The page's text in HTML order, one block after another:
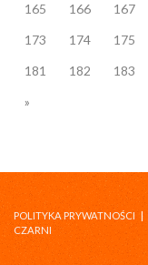
165
166 167
173
174 175
181
182 183
»
POLITYKA PRYWATNOŚCI |
CZARNI